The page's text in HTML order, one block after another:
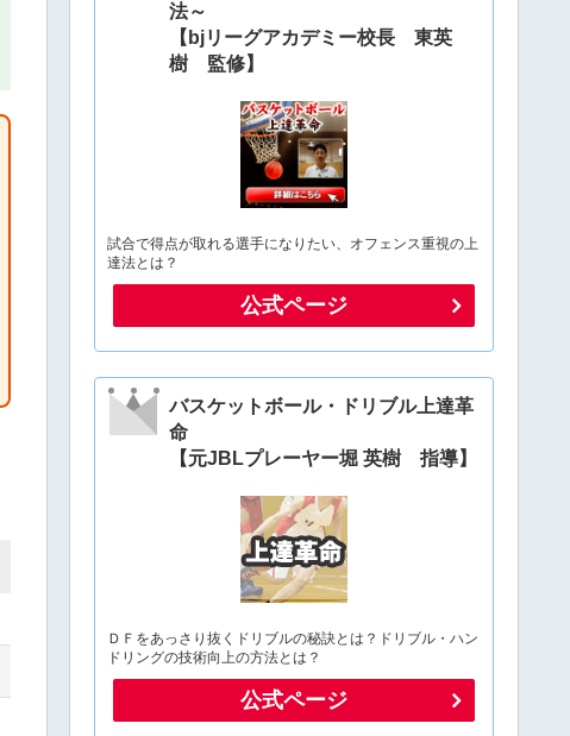
法～
【bjリーグアカデミー校長 東英
樹 監修】
試合で得点が取れる選手になりたい、オフェンス重視の上
達法とは？
公式ページ
バスケットボール・ドリブル上達革
命
【元JBLプレーヤー堀 英樹 指導】
ＤＦをあっさり抜くドリブルの秘訣とは？ドリブル・ハン
ドリングの技術向上の方法とは？
公式ページ